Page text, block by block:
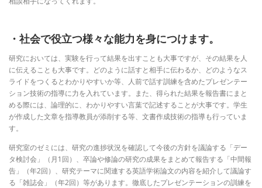
・社会で役立つ様々な能力を身につけます。
研究においては、実験を行って結果を出すことも大事ですが、その結果を人
に伝えることも大事です。どのように話すと相手に伝わるか、どのようなス
ライドをつくるとわかりやすいか等、人前で話す訓練を含めたプレゼンテー
ション技術の指導に力を入れています。また、得られた結果を報告書にまと
める際には、論理的に、わかりやすい言葉で記述することが大事です。学生
が作成した文章を指導教員が添削する等、文書作成技術の指導も行っていま
す。
研究室のゼミには、研究の進捗状況を確認して今後の方針を議論する「デー
タ検討会」（月1回）、卒論や修論の研究の成果をまとめて報告する「中間報
告」（年2回）、研究テーマに関連する英語学術論文の内容を紹介して議論す
る「雑誌会」（年2回）等があります。徹底したプレゼンテーションの訓練を